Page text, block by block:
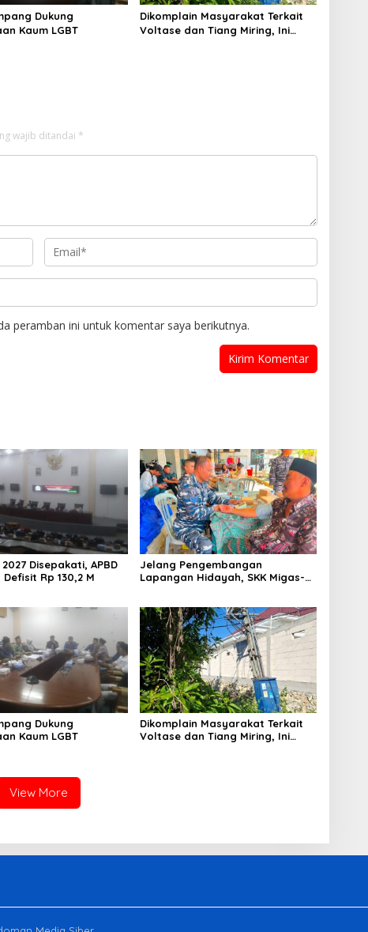
Dukung
Kaum LGBT
Dikomplain Masyarakat Terkait
Voltase dan Tiang Miring, Ini
wajib ditandai *
peramban ini untuk komentar saya berikutnya.
2027 Disepakati, APBD
Rp 130,2 M
Jelang Pengembangan
Lapangan Hidayah, SKK Migas-
Sampang
Dukung
Kaum LGBT
Dikomplain Masyarakat Terkait
Voltase dan Tiang Miring, Ini
View More